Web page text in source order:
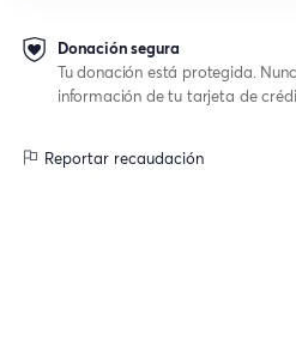
Donación segura
Tu donación está protegida.
información de tu tarjeta de
Reportar recaudación